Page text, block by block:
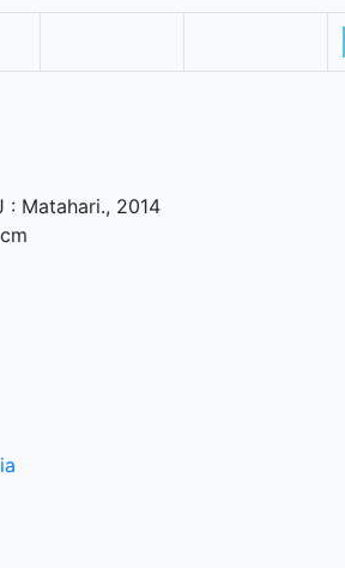
: Matahari., 2014